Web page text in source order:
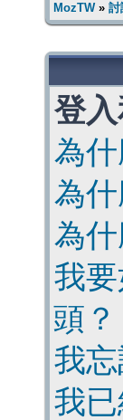
MozTW» 討
登
為
為
為
我
頭？
我忘
我